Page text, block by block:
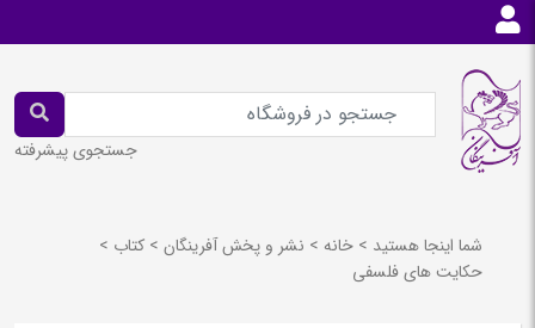
جستجوی پیشرفته
شما اینجا هستید > خانه > نشر و پخش آفرينگان > كتاب >
حکایت های فلسفی